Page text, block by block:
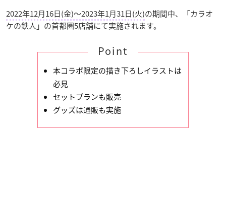
2022年12月16日(金)～2023年1月31日(火)の期間中、「カラオ
ケの鉄人」の首都圏5店舗にて実施されます。
Point
本コラボ限定の描き下ろしイラストは
必見
セットプランも販売
グッズは通販も実施